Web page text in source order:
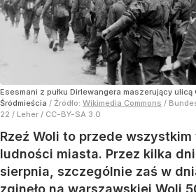
Esesmani z pułku Dirlewangera maszerujący ulicą
Śródmieścia / Źródło: Wikimedia Commons /
22 / Leher / CC-BY-SA 3.0
Rzeź Woli to przede
ludności miasta. Przez kilka
sierpnia, szczególnie zaś w